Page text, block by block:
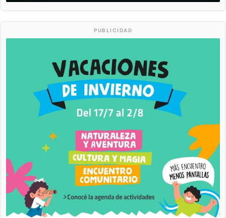
PUBLICIDAD